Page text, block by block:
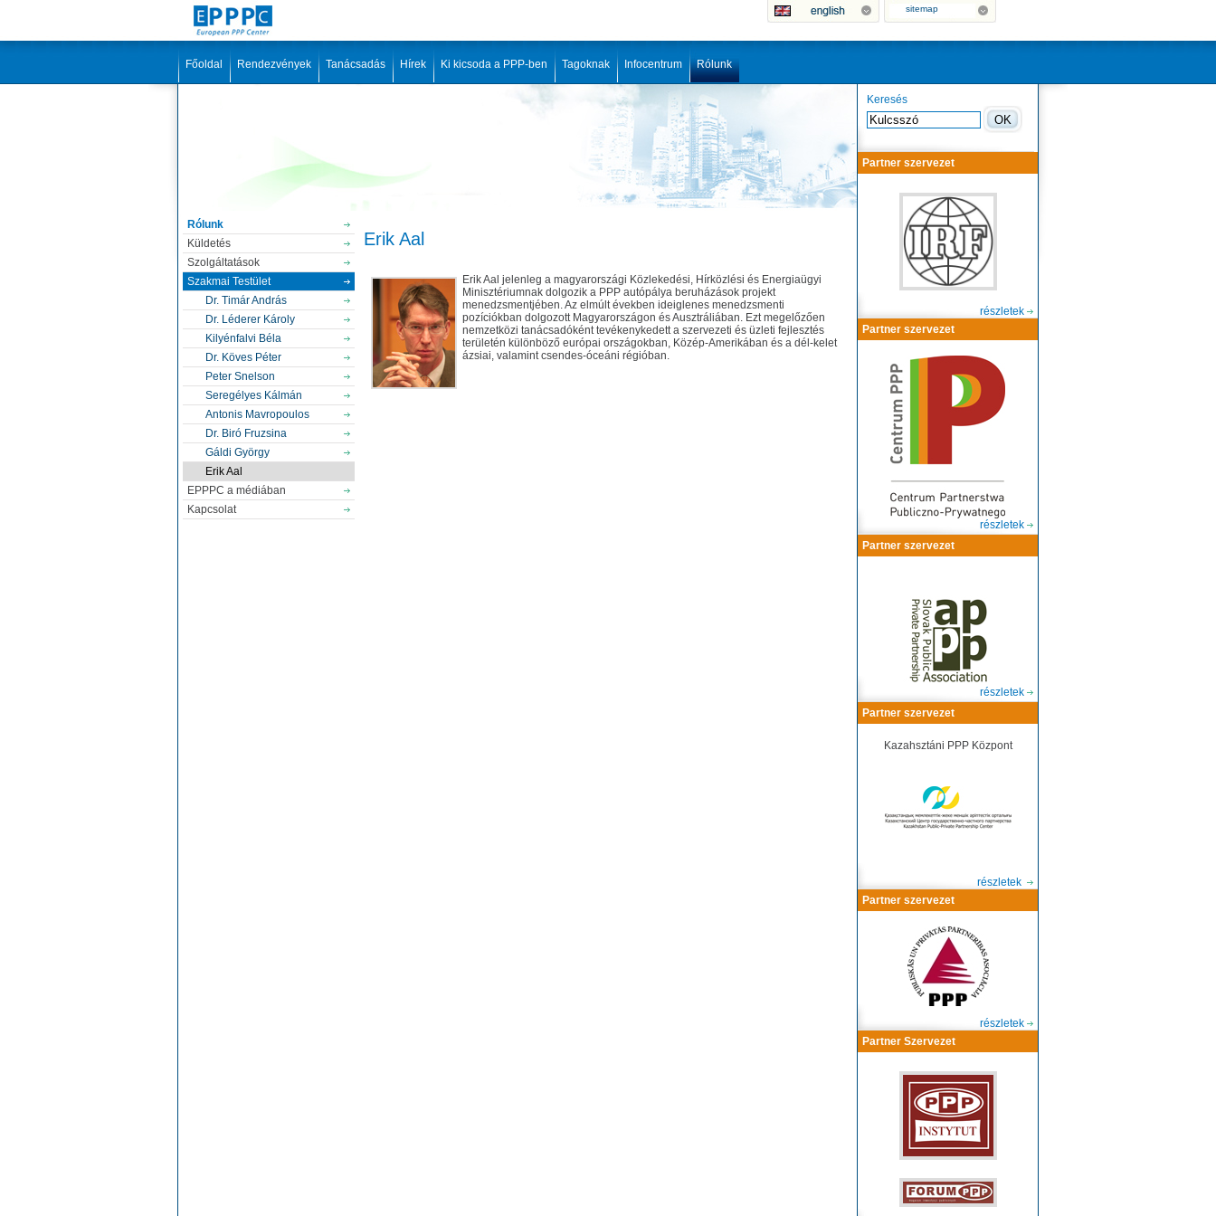
sitemap
Főoldal Rendezvények Tanácsadás Hírek Ki kicsoda a PPP-ben Tagoknak Infocentrum Rólunk
Rólunk
Küldetés
Szolgáltatások
Szakmai Testület
Dr. Timár András
Dr. Léderer Károly
Kilyénfalvi Béla
Dr. Köves Péter
Peter Snelson
Seregélyes Kálmán
Antonis Mavropoulos
Dr. Biró Fruzsina
Gáldi György
Erik Aal
EPPPC a médiában
Kapcsolat
Erik Aal
Erik Aal jelenleg a magyarországi Közlekedési, Hírközlési és Energiaügyi
Minisztériumnak dolgozik a PPP autópálya beruházások projekt
menedzsmentjében. Az elmúlt években ideiglenes menedzsmenti
pozíciókban dolgozott Magyarországon és Ausztráliában. Ezt megelőzően
nemzetközi tanácsadóként tevékenykedett a szervezeti és üzleti fejlesztés
területén különböző európai országokban, Közép-Amerikában és a dél-kelet
ázsiai, valamint csendes-óceáni régióban.
Keresés
Partner szervezet
részletek
Partner szervezet
részletek
Partner szervezet
részletek
Partner szervezet
Kazahsztáni PPP Központ
részletek
Partner szervezet
részletek
Partner Szervezet